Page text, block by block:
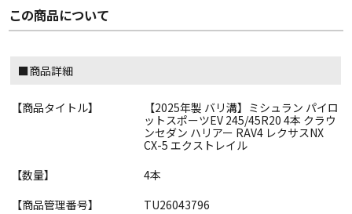
この商品について
■商品詳細
【商品タイトル】
【2025年製 バリ溝】ミシュラン パイロ
ットスポーツEV 245/45R20 4本 クラウ
ンセダン ハリアー RAV4 レクサスNX
CX-5 エクストレイル
【数量】
4本
【商品管理番号】
TU26043796